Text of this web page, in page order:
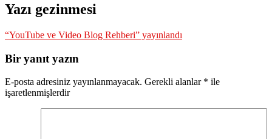
Yazı gezinmesi
“YouTube ve Video Blog Rehberi” yayınlandı
Bir yanıt yazın
E-posta adresiniz yayınlanmayacak. Gerekli alanlar * ile
işaretlenmişlerdir